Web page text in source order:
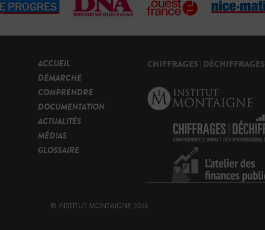
ACCUEIL
DÉMARCHE
COMPRENDRE
DOCUMENTATION
ACTUALITÉS
MÉDIAS
GLOSSAIRE
CHIFFRAGES | DÉCHIFFRAGES
© INSTITUT MONTAIGNE 2013